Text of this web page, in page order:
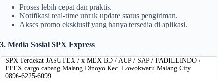
Proses lebih cepat dan praktis.
Notifikasi real-time untuk update status pengiriman.
Akses promo eksklusif yang hanya tersedia di aplikasi.
3. Media Sosial SPX Express
SPX Terdekat JASUTEX / x MEX BD / AUP / SAP / FADILLINDO /
FFEX cargo cabang Malang Dinoyo Kec. Lowokwaru Malang City
0896-6225-6099